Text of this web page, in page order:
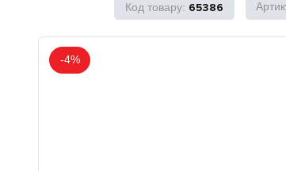
65386
-4%